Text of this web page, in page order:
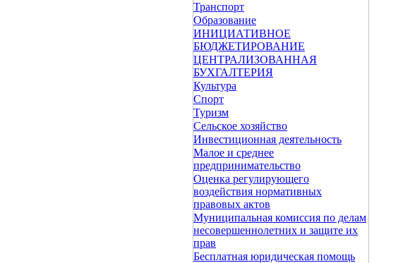
Транспорт
Образование
ИНИЦИАТИВНОЕ
БЮДЖЕТИРОВАНИЕ
ЦЕНТРАЛИЗОВАННАЯ
БУХГАЛТЕРИЯ
Культура
Спорт
Туризм
Сельское хозяйство
Инвестиционная деятельность
Малое и среднее
предпринимательство
Оценка регулирующего
воздействия нормативных
правовых актов
Муниципальная комиссия по делам
несовершеннолетних и защите их
прав
Бесплатная юридическая помощь